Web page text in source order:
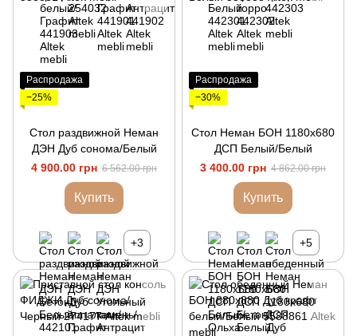
Распродажа
−25%
Стол раздвижной Неман
ДЭН Дуб сонома/Белый
4 900.00 грн 6 562.00 грн
Купить
+3
Распродажа
−30%
Стол Неман БОН 1180х680
ДСП Белый/Белый
3 400.00 грн 4 862.00 грн
Купить
+5